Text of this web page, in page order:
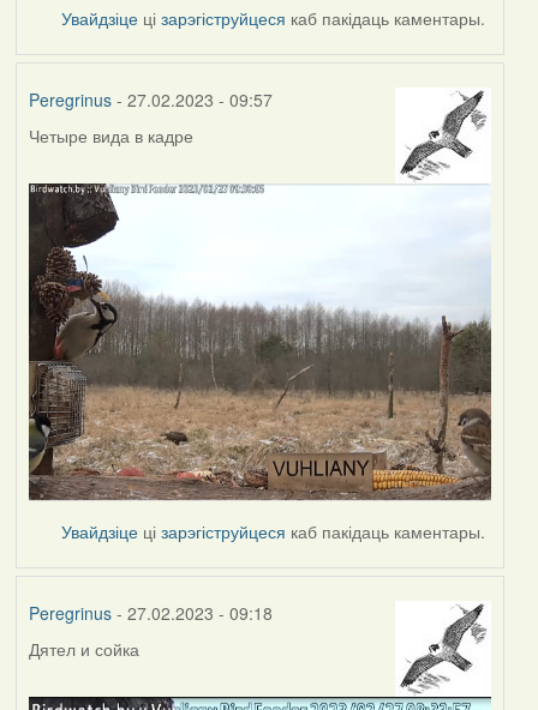
Увайдзіце цізарэгіструйцеся каб пакідаць каментары.
Peregrinus- 27.02.2023 - 09:57
Четыре вида в кадре
Увайдзіце цізарэгіструйцеся каб пакідаць каментары.
Peregrinus- 27.02.2023 - 09:18
Дятел и сойка